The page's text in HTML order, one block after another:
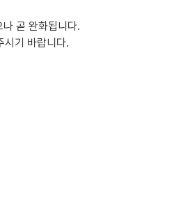
곧 완화됩니다.
시기 바랍니다.